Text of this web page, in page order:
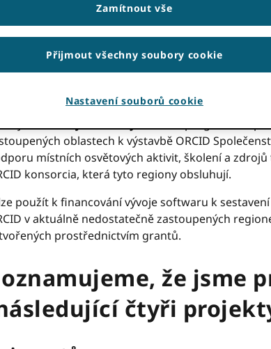
různých programů – Rozvoj komunity a
ke zlepšení porozumění a povzbuzení
zemích na globálním jihu. Tyto granty
20,000–12 XNUMX, s dobou trvání
(GPP), který je navržen tak,
programová
oblastech k výstavbě ORCID
místních osvětových aktivit, školení a
konsorcia, která tyto regiony obsluhují.
použít k financování vývoje softwaru k
v aktuálně nedostatečně zastoupených
prostřednictvím grantů.
že jsme
čtyři
Zamítnout vše
Přijmout všechny soubory cookie
Nastavení souborů cookie